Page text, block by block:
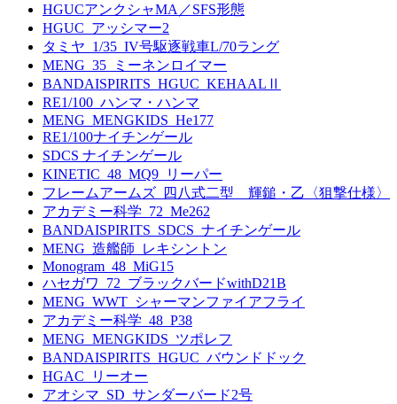
HGUCアンクシャMA／SFS形態
HGUC_アッシマー2
タミヤ_1/35_IV号駆逐戦車L/70ラング
MENG_35_ミーネンロイマー
BANDAISPIRITS_HGUC_KEHAALⅡ
RE1/100_ハンマ・ハンマ
MENG_MENGKIDS_He177
RE1/100ナイチンゲール
SDCS ナイチンゲール
KINETIC_48_MQ9_リーパー
フレームアームズ_四八式二型 輝鎚・乙〈狙撃仕様〉
アカデミー科学_72_Me262
BANDAISPIRITS_SDCS_ナイチンゲール
MENG_造艦師_レキシントン
Monogram_48_MiG15
ハセガワ_72_ブラックバードwithD21B
MENG_WWT_シャーマンファイアフライ
アカデミー科学_48_P38
MENG_MENGKIDS_ツポレフ
BANDAISPIRITS_HGUC_バウンドドック
HGAC_リーオー
アオシマ_SD_サンダーバード2号